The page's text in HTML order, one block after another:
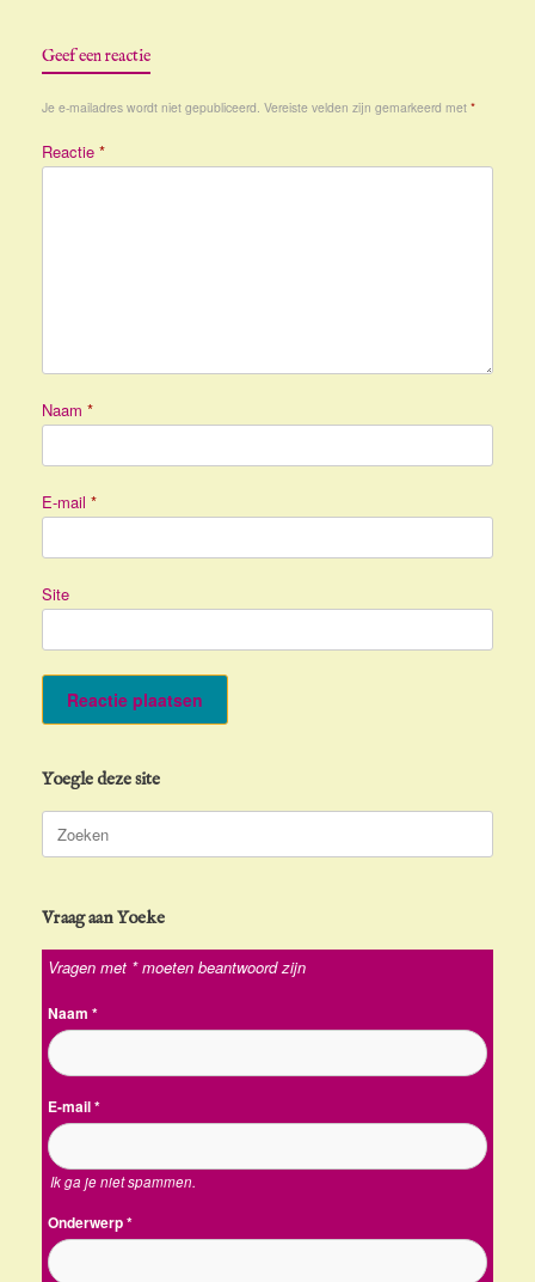
Geef een reactie
Je e-mailadres wordt niet gepubliceerd. Vereiste velden zijn gemarkeerd met *
Reactie *
Naam *
E-mail *
Site
Yoegle deze site
Zoeken
naar:
Vraag aan Yoeke
Vragen met * moeten beantwoord zijn
Naam *
E-mail*
Ik ga je niet spammen.
Onderwerp*